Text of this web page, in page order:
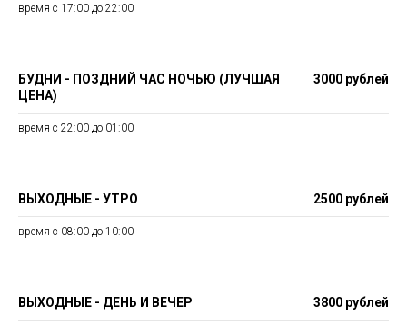
время с 17:00 до 22:00
БУДНИ - ПОЗДНИЙ ЧАС НОЧЬЮ (ЛУЧШАЯ
ЦЕНА)
3000 рублей
время с 22:00 до 01:00
ВЫХОДНЫЕ - УТРО 2500 рублей
время с 08:00 до 10:00
ВЫХОДНЫЕ - ДЕНЬ И ВЕЧЕР 3800 рублей